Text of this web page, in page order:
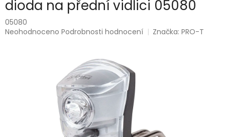
dioda na přední vidlici 05080
05080
Průměrné
Neohodnoceno Podrobnosti hodnocení Značka:PRO-T